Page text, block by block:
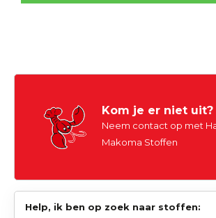
Kom je er niet uit?
Neem contact op met
Makoma Stoffen
Help, ik ben op zoek naar stoffen: